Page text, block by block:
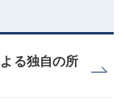
る独自の所